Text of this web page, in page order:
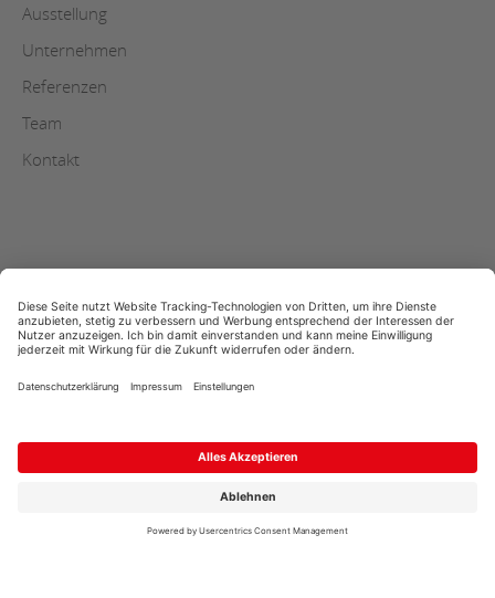
Ausstellung
Unternehmen
Referenzen
Team
Kontakt
AGB
Copyright
Impressum
Streitschlichtung
Sitemap